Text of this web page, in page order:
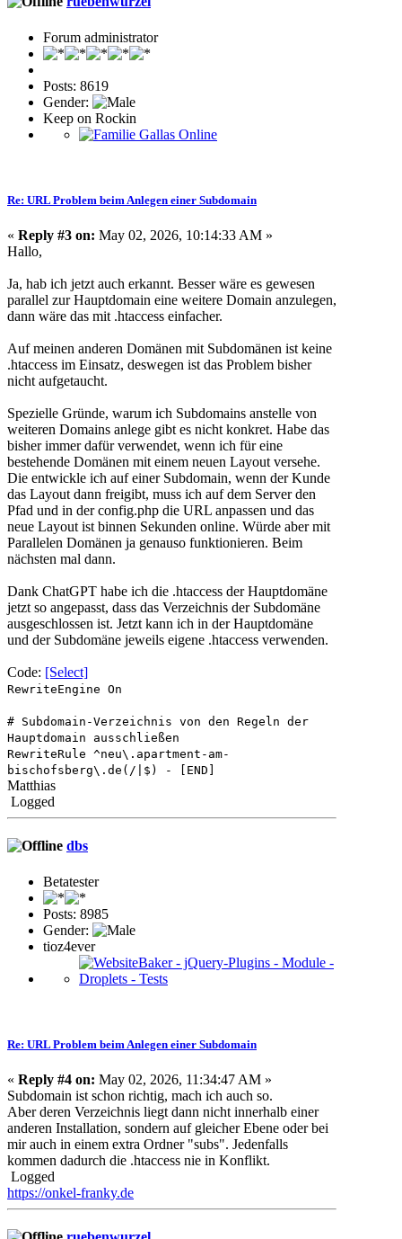
Forum administrator
Posts: 8619
Gender:
Keep on Rockin
Re: URL Problem beim Anlegen einer Subdomain
« Reply #3 on: May 02, 2026, 10:14:33 AM »
Hallo,
Ja, hab ich jetzt auch erkannt. Besser wäre es gewesen
parallel zur Hauptdomain eine weitere Domain anzulegen,
dann wäre das mit .htaccess einfacher.
Auf meinen anderen Domänen mit Subdomänen ist keine
.htaccess im Einsatz, deswegen ist das Problem bisher
nicht aufgetaucht.
Spezielle Gründe, warum ich Subdomains anstelle von
weiteren Domains anlege gibt es nicht konkret. Habe das
bisher immer dafür verwendet, wenn ich für eine
bestehende Domänen mit einem neuen Layout versehe.
Die entwickle ich auf einer Subdomain, wenn der Kunde
das Layout dann freigibt, muss ich auf dem Server den
Pfad und in der config.php die URL anpassen und das
neue Layout ist binnen Sekunden online. Würde aber mit
Parallelen Domänen ja genauso funktionieren. Beim
nächsten mal dann.
Dank ChatGPT habe ich die .htaccess der Hauptdomäne
jetzt so angepasst, dass das Verzeichnis der Subdomäne
ausgeschlossen ist. Jetzt kann ich in der Hauptdomäne
und der Subdomäne jeweils eigene .htaccess verwenden.
Code: [Select]
RewriteEngine On
# Subdomain-Verzeichnis von den Regeln der
Hauptdomain ausschließen
RewriteRule ^neu\.apartment-am-
bischofsberg\.de(/|$) - [END]
Matthias
Logged
dbs
Betatester
Posts: 8985
Gender:
tioz4ever
Re: URL Problem beim Anlegen einer Subdomain
« Reply #4 on: May 02, 2026, 11:34:47 AM »
Subdomain ist schon richtig, mach ich auch so.
Aber deren Verzeichnis liegt dann nicht innerhalb einer
anderen Installation, sondern auf gleicher Ebene oder bei
mir auch in einem extra Ordner "subs". Jedenfalls
kommen dadurch die .htaccess nie in Konflikt.
Logged
https://onkel-franky.de